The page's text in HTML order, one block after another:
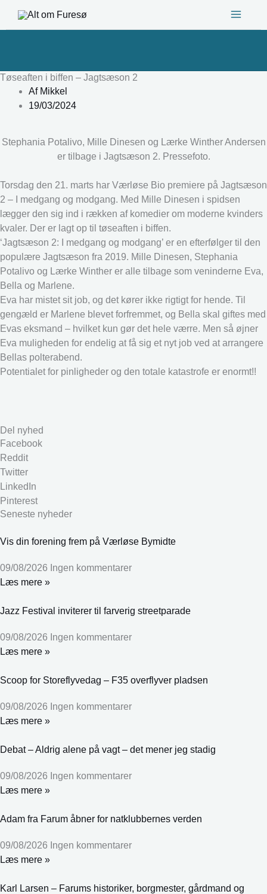
Tøseaften i biffen – Jagtsæson 2
AfMikkel
19/03/2024
Stephania Potalivo, Mille Dinesen og Lærke Winther Andersen
er tilbage i Jagtsæson 2. Pressefoto.
Torsdag den 21. marts har Værløse Bio premiere på Jagtsæson
2 – I medgang og modgang. Med Mille Dinesen i spidsen
lægger den sig ind i rækken af komedier om moderne kvinders
kvaler. Der er lagt op til tøseaften i biffen.
‘Jagtsæson 2: I medgang og modgang’ er en efterfølger til den
populære Jagtsæson fra 2019. Mille Dinesen, Stephania
Potalivo og Lærke Winther er alle tilbage som veninderne Eva,
Bella og Marlene.
Eva har mistet sit job, og det kører ikke rigtigt for hende. Til
gengæld er Marlene blevet forfremmet, og Bella skal giftes med
Evas eksmand – hvilket kun gør det hele værre. Men så øjner
Eva muligheden for endelig at få sig et nyt job ved at arrangere
Bellas polterabend.
Potentialet for pinligheder og den totale katastrofe er enormt!!
Del nyhed
Facebook
Reddit
Twitter
LinkedIn
Pinterest
Seneste nyheder
Vis din forening frem på Værløse Bymidte
09/08/2026 Ingen kommentarer
Læs mere »
Jazz Festival inviterer til farverig streetparade
09/08/2026 Ingen kommentarer
Læs mere »
Scoop for Storeflyvedag – F35 overflyver pladsen
09/08/2026 Ingen kommentarer
Læs mere »
Debat – Aldrig alene på vagt – det mener jeg stadig
09/08/2026 Ingen kommentarer
Læs mere »
Adam fra Farum åbner for natklubbernes verden
09/08/2026 Ingen kommentarer
Læs mere »
Karl Larsen – Farums historiker, borgmester, gårdmand og